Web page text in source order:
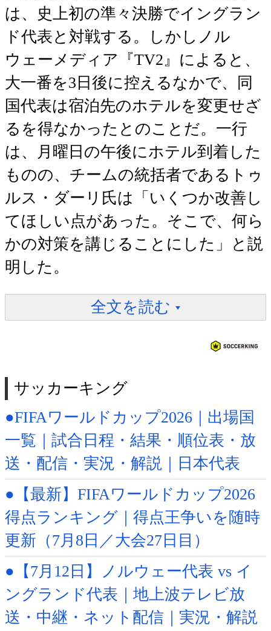
は、史上初の準々決勝でイングラン
ド代表と対戦する。しかしノル
ウェーメディア『TV2』によると、
大一番を3日後に控えるなかで、同
国代表は宿泊先のホテルを変更せざ
るを得なかったとのことだ。一行
は、月曜日の午後にホテル到着した
ものの、チームの統括者であるトゥ
ルス・ダーリ氏は「いくつか改善し
てほしい点があった。そこで、何ら
かの対策を講じることにした」と説
明した。
全文を読む
サッカーキング
●FIFAワールドカップ2026｜出場国
一覧｜試合日程・結果・順位表・放
送・配信・実況・解説｜日本代表
●【最新】FIFAワールドカップ2026
得点ランキング｜得点王争いを随時
更新（7月8日／大会27日目）
●【7月12日】ノルウェー代表 vs イ
ングランド代表｜地上波テレビ放
送・中継・ネット配信｜実況・解説